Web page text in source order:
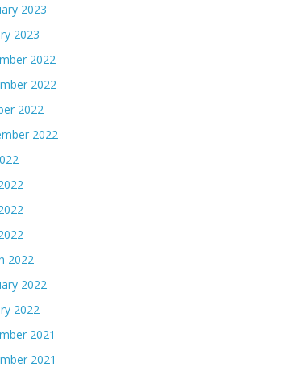
2023
2023
2022
2022
2022
2022
2022
2022
2022
2021
2021